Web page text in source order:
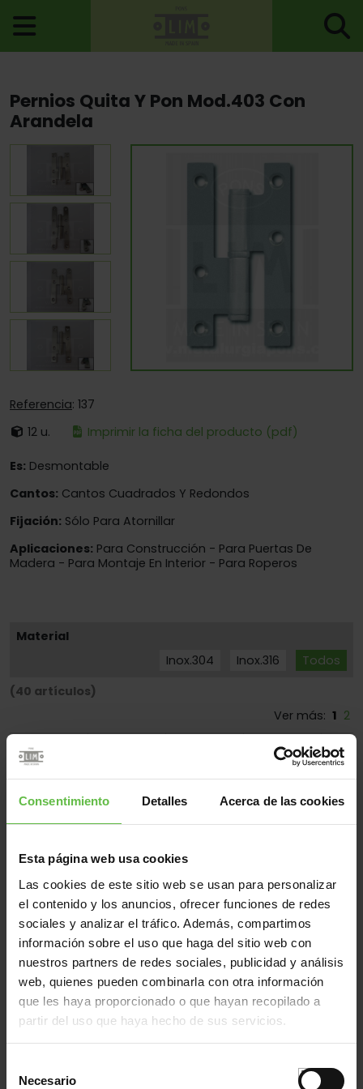
Consentimiento Detalles Acerca de las cookies
Esta página web usa cookies
Las cookies de este sitio web se usan para personalizar
el contenido y los anuncios, ofrecer funciones de redes
sociales y analizar el tráfico. Además, compartimos
información sobre el uso que haga del sitio web con
nuestros partners de redes sociales, publicidad y análisis
web, quienes pueden combinarla con otra información
que les haya proporcionado o que hayan recopilado a
partir del uso que haya hecho de sus servicios.
Necesario
Mod.403 Con Arandela
Pernios Quita Y Pon Mod.403 Con
Arandela
Referencia: 137
12 u.
Imprimir la ficha del producto (pdf)
Es: Desmontable
Cantos: Cantos Cuadrados Y Redondos
Fijación: Sólo Para Atornillar
Aplicaciones: Para Construcción - Para Puertas De
Madera - Para Montaje En Interior - Para Roperos
Material
Inox.304
Inox.316
Todos
(40 artículos)
Ver más: 1 2
Código Variantes
10000001
137/188
95x55x2,0
10000002
137/188
95x55x2,0
10000003
137/189
110x55x2,0
10000004
137/189
110x55x2,0
10000005
137/188
95x55x2,0
10000006
137/188
95x55x2,0
10000007
137/189
110x55x2,0
10000008
137/189
110x55x2,0
10000143
137/1015
100x57x2,0
10000144
137/1015
100x57x2,0
10380022
137/869
140x55x2,5
10380023
137/869
140x55x2,5